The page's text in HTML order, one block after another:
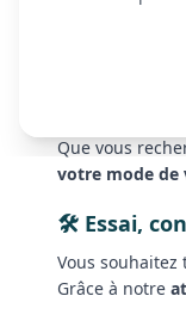
batteries
🎯 Une
Que vous
votre mode de
🛠️ Essai,
Vous souhaitez
Grâce à notre